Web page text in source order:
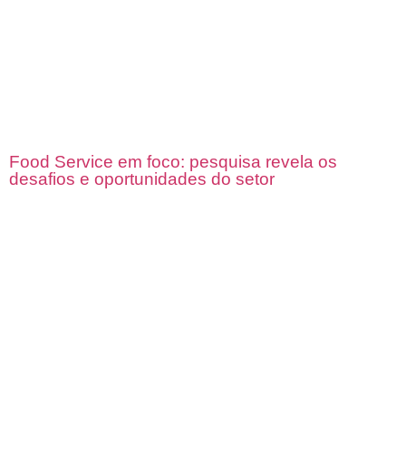
Food Service em foco: pesquisa revela os
desafios e oportunidades do setor